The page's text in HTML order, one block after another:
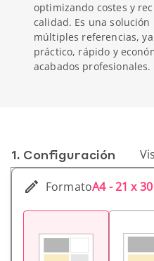
optimizando costes y
calidad. Es una
múltiples referencias,
práctico, rápido y
acabados profesionales.
1. Conf­iguración
FormatoA4 - 21 x